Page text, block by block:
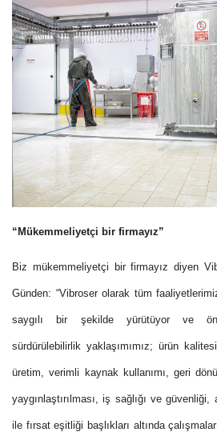
“Mükemmeliyetçi bir firmayız”
Biz mükemmeliyetçi bir firmayız diyen
Günden: “Vibroser olarak tüm
saygılı bir şekilde yürütüyor ve
sürdürülebilirlik yaklaşımımız; ürün
üretim, verimli kaynak kullanımı, geri
yaygınlaştırılması, iş sağlığı ve
ile fırsat eşitliği başlıkları altında